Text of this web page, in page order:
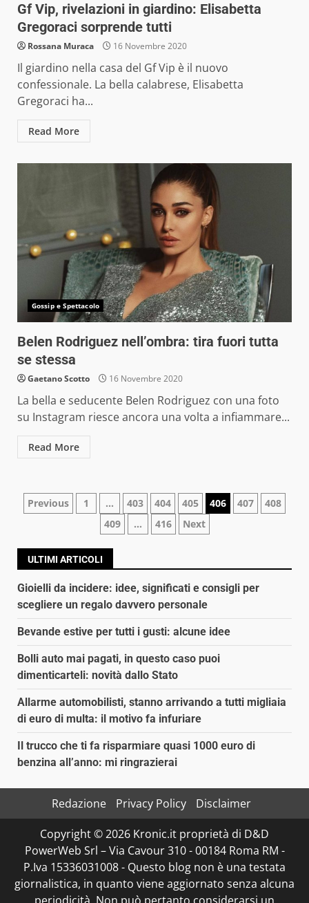
Gf Vip, rivelazioni in giardino: Elisabetta
Gregoraci sorprende tutti
Rossana Muraca 16 Novembre 2020
Il giardino nella casa del Gf Vip è il nuovo
confessionale. La bella calabrese, Elisabetta
Gregoraci ha...
Read More
Gossip e Spettacolo
Belen Rodriguez nell’ombra: tira fuori tutta
se stessa
Gaetano Scotto 16 Novembre 2020
La bella e seducente Belen Rodriguez con una foto
su Instagram riesce ancora una volta a infiammare...
Read More
Navigazione
Previous 1 … 403 404 405 406 407
408
409
… 416 Next
ULTIMI ARTICOLI
Gioielli da incidere: idee, significati e consigli per
scegliere un regalo davvero personale
Bevande estive per tutti i gusti: alcune idee
Bolli auto mai pagati, in questo caso puoi
dimenticarteli: novità dallo Stato
Allarme automobilisti, stanno arrivando a tutti migliaia
di euro di multa: il motivo fa infuriare
Il trucco che ti fa risparmiare quasi 1000 euro di
benzina all’anno: mi ringrazierai
Redazione Privacy Policy
Disclaimer
Copyright © 2026 Kronic.it proprietà di D&D
PowerWeb Srl – Via Cavour 310 - 00184 Roma RM -
P.Iva 15336031008 - Questo blog non è una testata
giornalistica, in quanto viene aggiornato senza alcuna